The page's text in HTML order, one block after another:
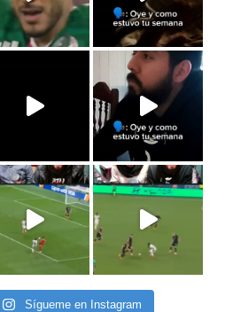
Sígueme en Instagram